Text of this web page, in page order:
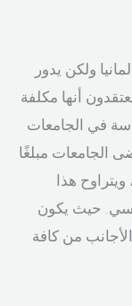
ولكن يدور
أنها مكلفة
في الجامعات
الجامعات مبلغًا
هذا
فصل دراسي. حيث يكون
من كافة